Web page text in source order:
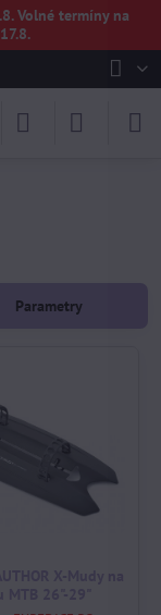
Volné termíny na
Parametry